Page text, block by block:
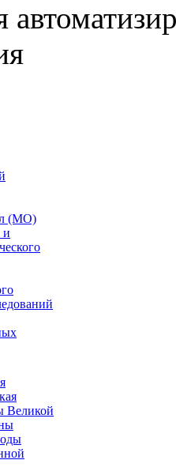
(МО)
и
Великой